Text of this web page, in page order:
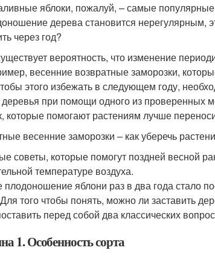
яблоки, пожалуй, – самые
дерева становится нерегулярным,
через год?
вероятность, что изменение
весенние возвратные заморозки,
этого избежать в следующем году,
при помощи одного из проверенных
которые помогают растениям лучше
весенние заморозки – как уберечь
советы, которые помогут поздней весной
температуре воздуха.
плодоношение яблони раз в два года стало
того чтобы понять, можно ли заставить
перед собой два классических
1. Особенность сорта